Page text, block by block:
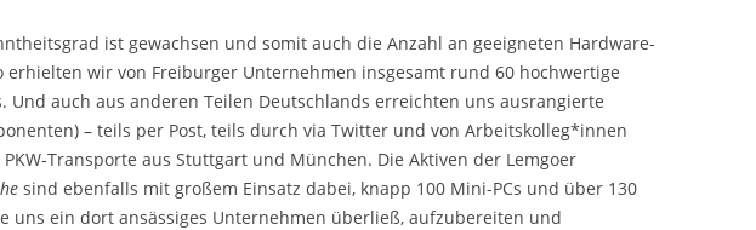
DOWNLOADS
CLOUD (NUR MITGLIEDER)
TICKETSYSTEM (NUR
ist gewachsen und somit auch die Anzahl an geeigneten Hardware-
erhielten wir von Freiburger Unternehmen insgesamt rund 60 hochwertige
Und auch aus anderen Teilen Deutschlands erreichten uns ausrangierte
– teils per Post, teils durch via Twitter und von Arbeitskolleg*innen
Transporte aus Stuttgart und München. Die Aktiven der Lemgoer
sind ebenfalls mit großem Einsatz dabei, knapp 100 Mini-PCs und über 130
uns ein dort ansässiges Unternehmen überließ, aufzubereiten und